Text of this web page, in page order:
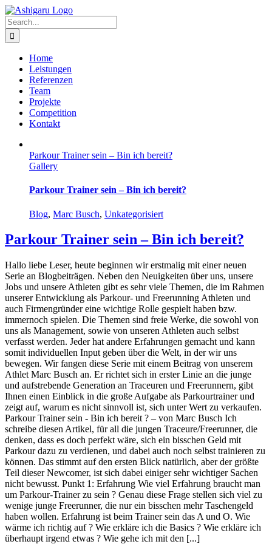
Skip
to
content
Search
for:
Home
Leistungen
Referenzen
Team
Projekte
Competition
Kontakt
Parkour Trainer sein – Bin ich bereit?
Gallery
Parkour Trainer sein – Bin ich bereit?
Blog, Marc Busch, Unkategorisiert
Parkour Trainer sein – Bin ich bereit?
Hallo liebe Leser, heute beginnen wir erstmalig mit einer neuen
Serie an Blogbeiträgen. Neben den Neuigkeiten über uns, unsere
Jobs und unsere Athleten gibt es sehr viele Themen, die im Rahmen
unserer Entwicklung als Parkour- und Freerunning Athleten und
auch Firmengründer eine wichtige Rolle gespielt haben bzw.
immernoch spielen. Die Themen sind freie Werke, die sowohl von
uns als Management, sowie von unseren Athleten auch selbst
verfasst werden. Jeder hat andere Erfahrungen gemacht und kann
somit individuellen Input geben über die Welt, in der wir uns
bewegen. Wir fangen diese Serie mit einem Beitrag von unserem
Athlet Marc Busch an. Er richtet sich in erster Linie an die junge
und aufstrebende Generation an Traceuren und Freerunnern, gibt
Ihnen einen Einblick in die große Aufgabe als Parkourtrainer und
zeigt auf, warum es nicht sinnvoll ist, sich unter Wert zu verkaufen.
Parkour Trainer sein - Bin ich bereit ? – von Marc Busch Ich
schreibe diesen Artikel, für all die jungen Traceure/Freerunner, die
denken, dass es doch perfekt wäre, sich ein bisschen Geld mit
Parkour dazu zu verdienen, und dabei auch noch selbst trainieren zu
können. Das stimmt auf den ersten Blick natürlich, aber der größte
Teil dieser Newcomer, ist sich dabei einiger sehr wichtiger Sachen
nicht bewusst. Punkt 1: Erfahrung Wie viel Erfahrung braucht man
um Parkour-Trainer zu sein ? Genau diese Frage stellen sich viel zu
wenige junge Freerunner, die nur ein bisschen mehr Taschengeld
haben wollen. Erfahrung ist beim Trainer sein das A und O. Wie
wärme ich richtig auf ? Wie erkläre ich die Basics ? Wie erkläre ich
überhaupt irgend etwas ? Wie gehe ich mit den [...]